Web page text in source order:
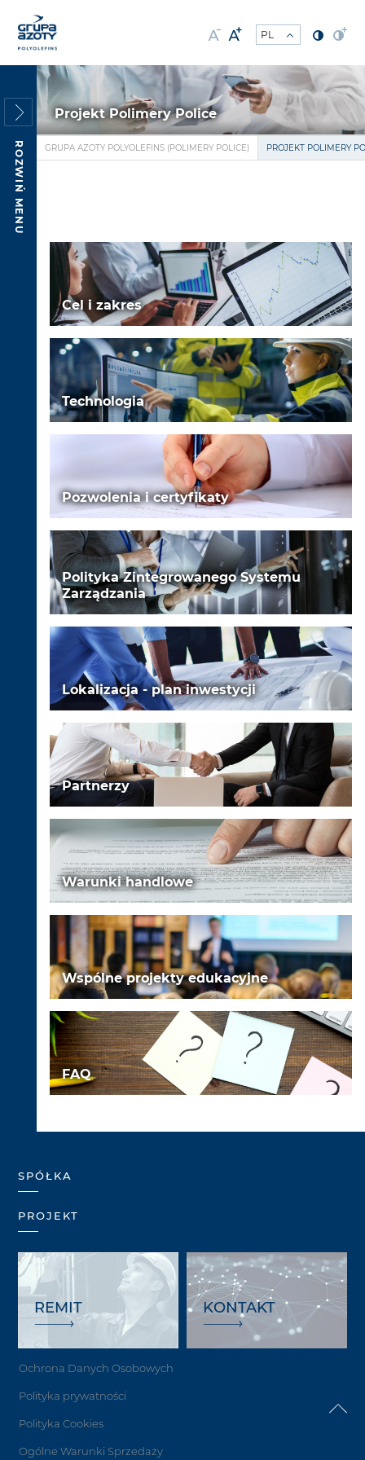
ROZWIŃ MENU
Projekt Polimery Police
GRUPA AZOTY POLYOLEFINS (POLIMERY POLICE) PROJEKT POLIMERY
Cel i zakres
Technologia
Pozwolenia i certyfikaty
Polityka Zintegrowanego Systemu
Zarządzania
Lokalizacja - plan inwestycji
Partnerzy
Warunki handlowe
Wspólne projekty edukacyjne
FAQ
SPÓŁKA
PROJEKT
REMIT KONTAKT
Ochrona Danych Osobowych
Polityka prywatności
Polityka Cookies
Ogólne Warunki Sprzedaży